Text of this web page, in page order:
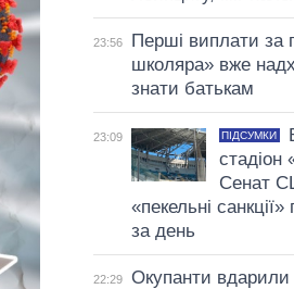
23:56
Перші виплати за
школяра» вже
знати батькам
23:09 ПІДСУМКИ
стадіон
Сенат
«пекельні
за день
22:29
Окупанти